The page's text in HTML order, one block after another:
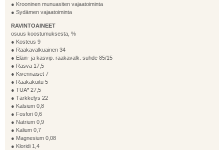
● Krooninen munuasiten vajaatoiminta
● Sydämen vajaatoiminta
RAVINTOAINEET
osuus koostumuksesta, %
● Kosteus 9
● Raakavalkuainen 34
● Eläin- ja kasvip. raakavalk. suhde 85/15
● Rasva 17,5
● Kivennäiset 7
● Raakakuitu 5
● TUA* 27,5
● Tärkkelys 22
● Kalsium 0,8
● Fosfori 0,6
● Natrium 0,9
● Kalium 0,7
● Magnesium 0,08
● Kloridi 1,4